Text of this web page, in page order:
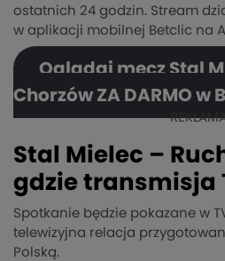
ostatnich 24 godzin. Stream
w aplikacji mobilnej Betclic na
Oglądaj mecz Stal
Chorzów ZA DARMO w
Stal Mielec –
gdzie transmisja
Spotkanie będzie pokazane w
telewizyjna relacja
Polską.